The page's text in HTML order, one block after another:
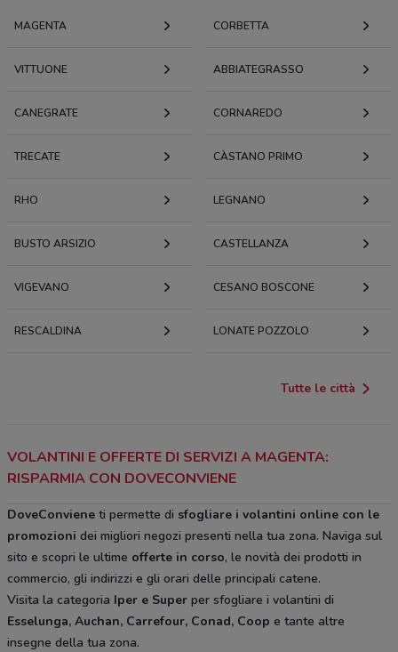
MAGENTA CORBETTA
VITTUONE ABBIATEGRASSO
CANEGRATE CORNAREDO
TRECATE CÀSTANO PRIMO
RHO LEGNANO
BUSTO ARSIZIO CASTELLANZA
VIGEVANO CESANO BOSCONE
RESCALDINA LONATE POZZOLO
Tutte le città
VOLANTINI E OFFERTE DI SERVIZI A MAGENTA:
RISPARMIA CON DOVECONVIENE
DoveConviene ti permette di sfogliare i volantini online con le
promozioni dei migliori negozi presenti nella tua zona. Naviga sul
sito e scopri le ultime offerte in corso, le novità dei prodotti in
commercio, gli indirizzi e gli orari delle principali catene.
Visita la categoria Iper e Super per sfogliare i volantini di
Esselunga, Auchan, Carrefour, Conad, Coop e tante altre
insegne della tua zona.